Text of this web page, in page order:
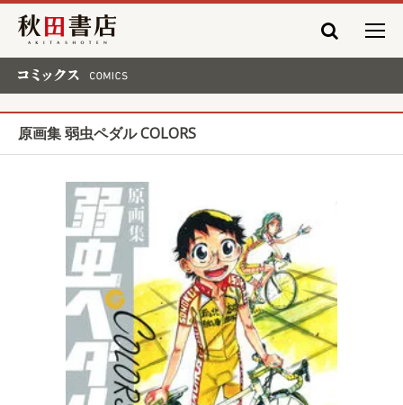
秋田書店
原画集 弱虫ペダル COLORS